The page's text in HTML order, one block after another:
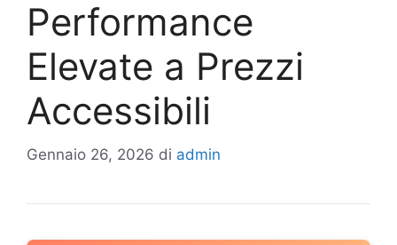
Performance
Elevate a Prezzi
Accessibili
Gennaio 26, 2026 di admin